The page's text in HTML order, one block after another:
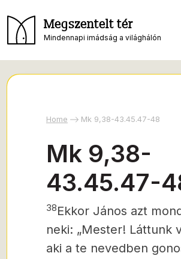
Megszentelt tér
Mindennapi imádság a világhálón
Home Mk 9,38-43.45.47-48
Mk 9,38-
43.45.47-
38Ekkor János azt
neki: „Mester! Láttunk
aki a te nevedben